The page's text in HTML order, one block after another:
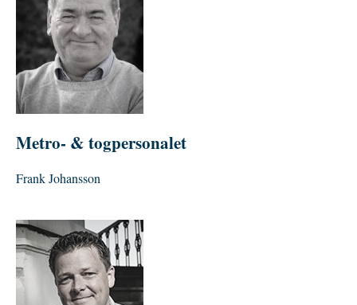
Metro- & togpersonalet
Frank Johansson